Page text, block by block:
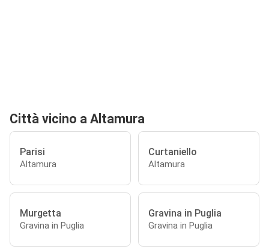
Città vicino a Altamura
Parisi
Altamura
Curtaniello
Altamura
Murgetta
Gravina in Puglia
Gravina in Puglia
Gravina in Puglia